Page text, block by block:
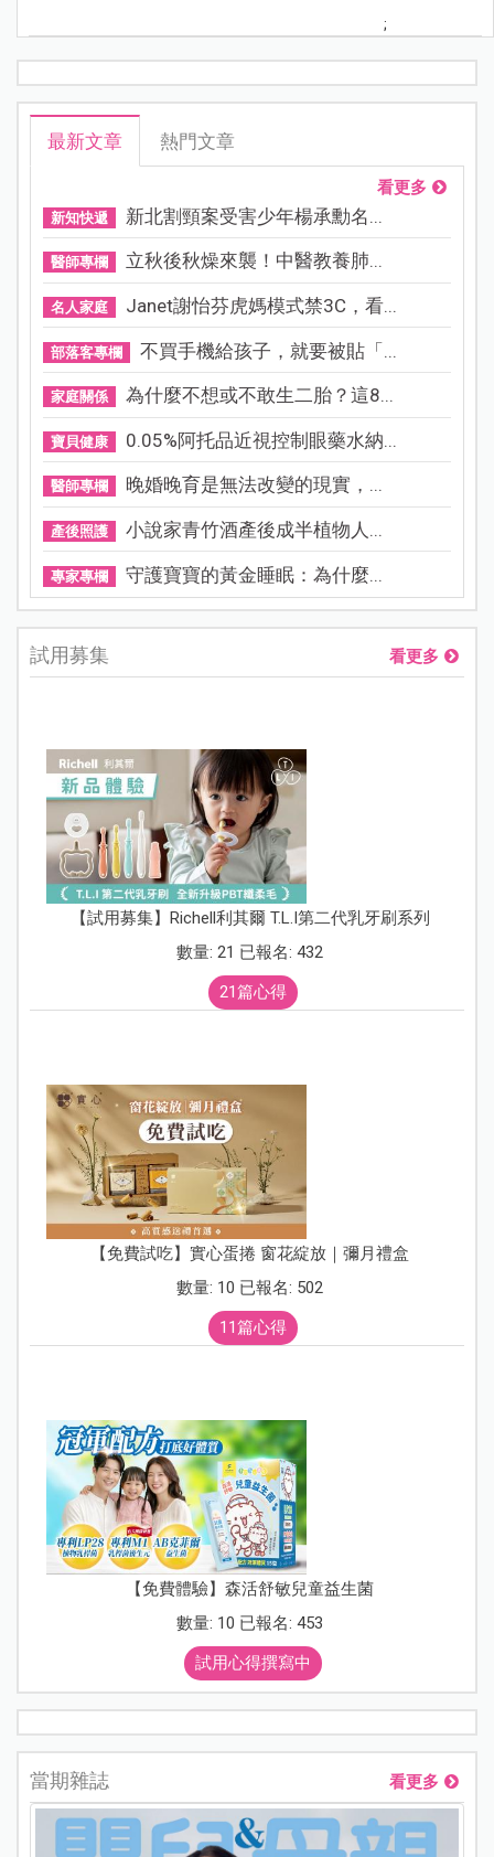
;
最新文章 熱門文章
看更多
新知快遞 新北割頸案受害少年楊承勳名...
醫師專欄 立秋後秋燥來襲！中醫教養肺...
名人家庭 Janet謝怡芬虎媽模式禁3C，看...
部落客專欄 不買手機給孩子，就要被貼「...
家庭關係 為什麼不想或不敢生二胎？這8...
寶貝健康 0.05%阿托品近視控制眼藥水納...
醫師專欄 晚婚晚育是無法改變的現實，...
產後照護 小說家青竹酒產後成半植物人...
專家專欄 守護寶寶的黃金睡眠：為什麼...
試用募集 看更多
【試用募集】Richell利其爾 T.L.I第二代乳牙刷系列
數量: 21 已報名: 432
21篇心得
【免費試吃】實心蛋捲 窗花綻放｜彌月禮盒
數量: 10 已報名: 502
11篇心得
【免費體驗】森活舒敏兒童益生菌
數量: 10 已報名: 453
試用心得撰寫中
當期雜誌 看更多